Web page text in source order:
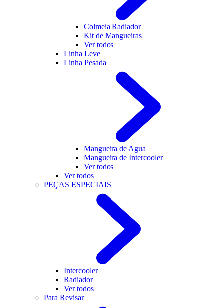
Colmeia Radiador
Kit de Mangueiras
Ver todos
Linha Leve
Linha Pesada
Mangueira de Agua
Mangueira de Intercooler
Ver todos
Ver todos
PEÇAS ESPECIAIS
Intercooler
Radiador
Ver todos
Para Revisar